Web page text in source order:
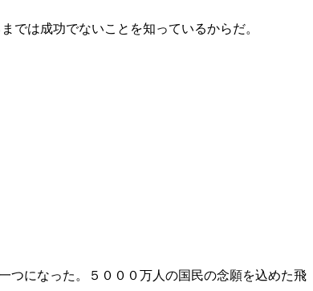
では成功でないことを知っているからだ。
つになった。５０００万人の国民の念願を込めた飛